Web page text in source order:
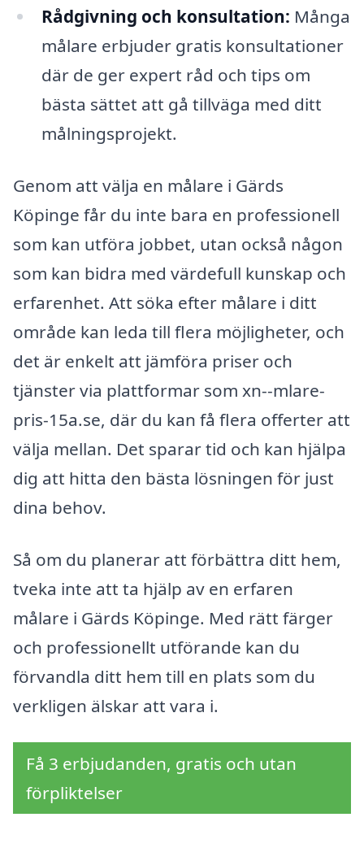
Rådgivning och konsultation: Många
målare erbjuder gratis konsultationer
där de ger expert råd och tips om
bästa sättet att gå tillväga med ditt
målningsprojekt.
Genom att välja en målare i Gärds
Köpinge får du inte bara en professionell
som kan utföra jobbet, utan också någon
som kan bidra med värdefull kunskap och
erfarenhet. Att söka efter målare i ditt
område kan leda till flera möjligheter, och
det är enkelt att jämföra priser och
tjänster via plattformar som xn--mlare-
pris-15a.se, där du kan få flera offerter att
välja mellan. Det sparar tid och kan hjälpa
dig att hitta den bästa lösningen för just
dina behov.
Så om du planerar att förbättra ditt hem,
tveka inte att ta hjälp av en erfaren
målare i Gärds Köpinge. Med rätt färger
och professionellt utförande kan du
förvandla ditt hem till en plats som du
verkligen älskar att vara i.
Få 3 erbjudanden, gratis och utan
förpliktelser